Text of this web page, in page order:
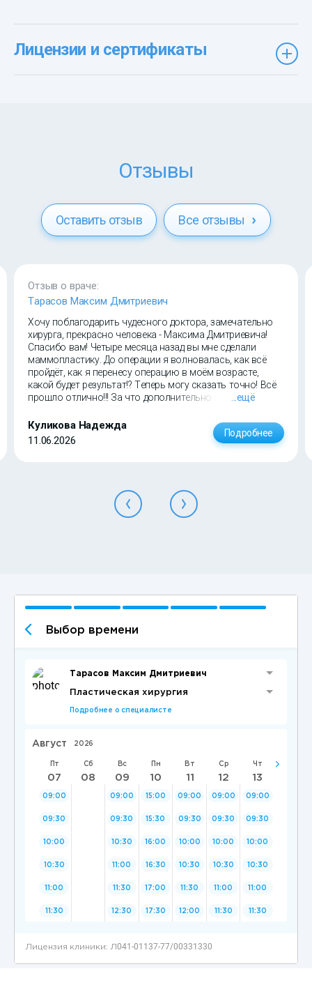
Лицензии и сертификаты
Отзывы
Оставить отзыв Все отзывы
Отзыв о враче:
Тарасов Максим Дмитриевич
Хочу поблагодарить чудесного доктора, замечательно
хирурга, прекрасно человека - Максима Дмитриевича!
Спасибо вам! Четыре месяца назад вы мне сделали
маммопластику. До операции я волновалась, как всё
пройдёт, как я перенесу операцию в моём возрасте,
какой будет результат!? Теперь могу сказать точно! Всё
прошло отлично!!! За что дополнительно хочу
клиники! А результат получился шикарный! Я довольна
своим телом. Я счастлива! Огромное спасибо!!!
...ещё
Куликова Надежда
11.06.2026
Подробнее